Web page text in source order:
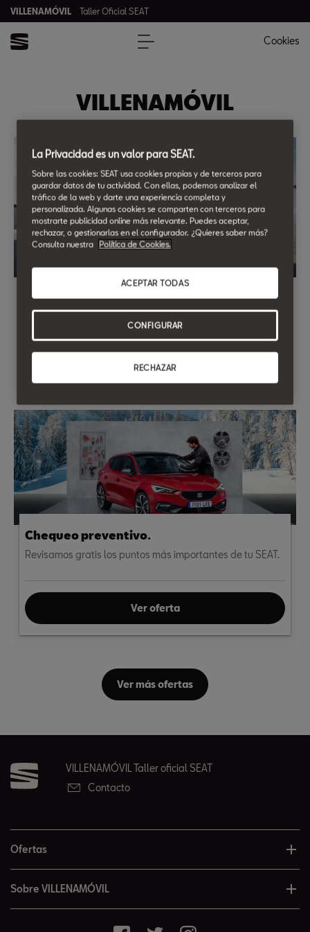
VILLENAMÓVIL Taller Oficial SEAT
Cookies
VILLENAMÓVIL
Financiación de Servicios Posventa
Financia hasta 2.500€ sin intereses ni comisiones.
Chequeo preventivo.
Revisamos gratis los puntos más importantes de tu SEAT.
Ver oferta
Ver más ofertas
VILLENAMÓVIL Taller oficial SEAT
Contacto
Ofertas
Sobre VILLENAMÓVIL
La Privacidad es un valor para SEAT.
Sobre las cookies: SEAT usa cookies propias y de terceros para
guardar datos de tu actividad. Con ellas, podemos analizar el
tráfico de la web y darte una experiencia completa y
personalizada. Algunas cookies se comparten con terceros para
mostrarte publicidad online más relevante. Puedes aceptar,
rechazar, o gestionarlas en el configurador. ¿Quieres saber más?
Consulta nuestra
Política de Cookies.
RECHAZAR
ACEPTAR TODAS
CONFIGURAR